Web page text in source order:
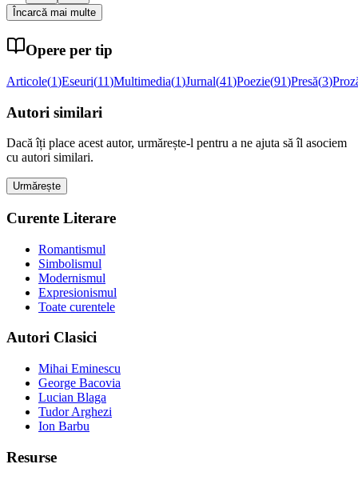
Încarcă mai multe
Opere per tip
Articole(1)Eseuri(11)Multimedia(1)Jurnal(41)Poezie(91)Presă(3)
Autori similari
Dacă îți place acest autor, urmărește-l pentru a ne ajuta să îl asociem
cu autori similari.
Urmărește
Curente Literare
Romantismul
Simbolismul
Modernismul
Expresionismul
Toate curentele
Autori Clasici
Mihai Eminescu
George Bacovia
Lucian Blaga
Tudor Arghezi
Ion Barbu
Resurse